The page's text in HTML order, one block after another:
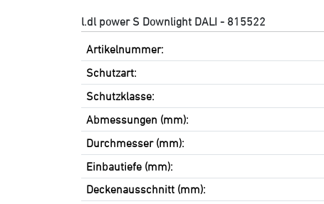
l.dl power S Downlight DALI - 815522
Artikelnummer:
Schutzart:
Schutzklasse:
Abmessungen (mm):
Durchmesser (mm):
Einbautiefe (mm):
Deckenausschnitt (mm):